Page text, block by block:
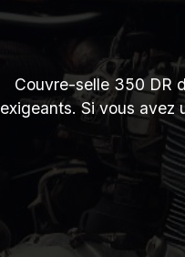
Couvre-selle 350 DR
exigeants. Si vous avez